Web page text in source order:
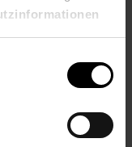
Heinz Hofmann
96247 Michelau,
Michelau,
97410